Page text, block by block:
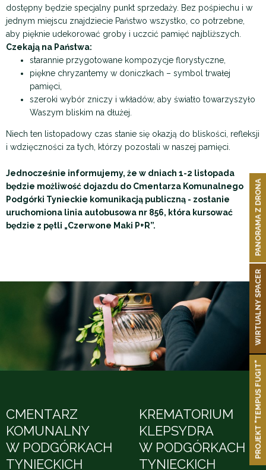
dostępny będzie specjalny punkt sprzedaży. Bez pośpiechu i w
jednym miejscu znajdziecie Państwo wszystko, co potrzebne,
aby pięknie udekorować groby i uczcić pamięć najbliższych.
Czekają na Państwa:
starannie przygotowane kompozycje florystyczne,
piękne chryzantemy w doniczkach – symbol trwałej
pamięci,
szeroki wybór zniczy i wkładów, aby światło towarzyszyło
Waszym bliskim na dłużej.
Niech ten listopadowy czas stanie się okazją do bliskości, refleksji
i wdzięczności za tych, którzy pozostali w naszej pamięci.
Jednocześnie informujemy, że w dniach 1-2 listopada
będzie możliwość dojazdu do Cmentarza Komunalnego
Podgórki Tynieckie komunikacją publiczną - zostanie
uruchomiona linia autobusowa nr 856, która kursować
będzie z pętli „Czerwone Maki P+R”.
CMENTARZ
KOMUNALNY
W PODGÓRKACH
TYNIECKICH
KREMATORIUM
KLEPSYDRA
W PODGÓRKACH
TYNIECKICH
PROJEKT "TEMPUS FUGIT"
WIRTUALNY SPACER
PANORAMA Z DRONA